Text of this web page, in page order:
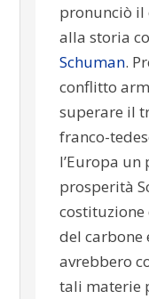
pronunciò il
alla storia
Schuman.
conflitto
superare il
franco-
l’Europa un
prosperità
costituzione
del carbone
avrebbero
tali materie